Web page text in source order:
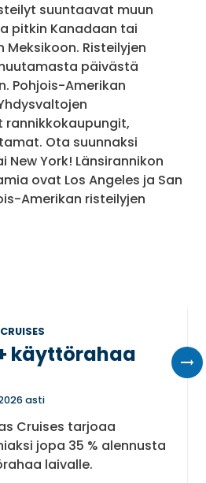
suuntaavat muun
pitkin Kanadaan tai
Risteilyjen
päivästä
Pohjois-Amerikan
Ota suunnaksi
New York! Länsirannikon
ovat Los Angeles ja San
Amerikan risteilyjen
käyttörahaa
asti
Cruises tarjoaa
jopa 35 % alennusta
laivalle.